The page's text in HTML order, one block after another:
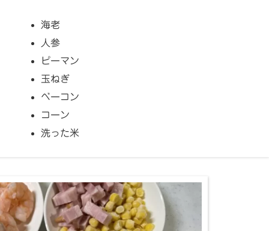
海老
人参
ピーマン
玉ねぎ
ベーコン
コーン
洗った米